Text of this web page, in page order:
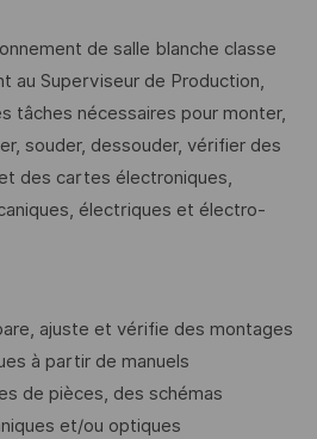
de salle blanche classe
au Superviseur de Production,
tâches nécessaires pour monter,
souder, dessouder, vérifier des
des cartes électroniques,
électriques et électro-
ajuste et vérifie des montages
à partir de manuels
de pièces, des schémas
et/ou optiques